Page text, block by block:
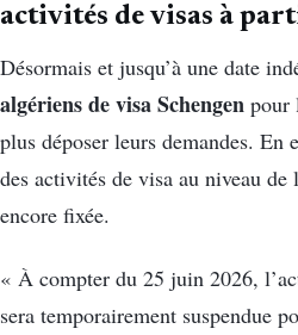
activités de visas à
Désormais et jusqu’à une date
algériens de visa Schengen pour
plus déposer leurs demandes. En
des activités de visa au niveau de
encore fixée.
« À compter du 25 juin 2026,
sera temporairement suspendue